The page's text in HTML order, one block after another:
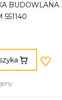
BUDOWLANA
551140